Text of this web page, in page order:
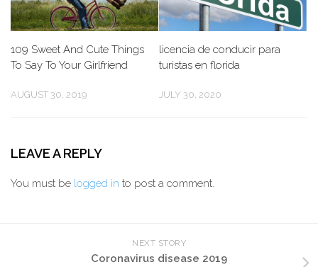
109 Sweet And Cute Things
To Say To Your Girlfriend
AUGUST 30, 2019
licencia de conducir para
turistas en florida
JULY 30, 2020
LEAVE A REPLY
You must be logged in to post a comment.
NEXT STORY
Coronavirus disease 2019